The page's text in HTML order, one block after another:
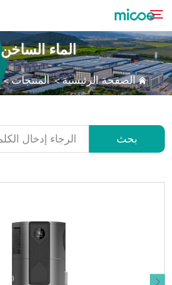
من نحن
المنتجات
الدعم والخدمات
مركز الإعلام
الماء الساخن
الصفحة الرئيسية>المنتجات>
بحث